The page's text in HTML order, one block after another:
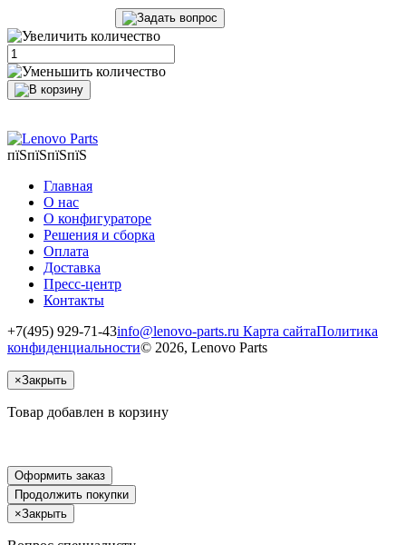
пїЅпїЅпїЅпїЅ
Главная
О нас
О конфигураторе
Решения и сборка
Оплата
Доставка
Пресс-центр
Контакты
+7(495) 929-71-43info@lenovo-parts.ru Карта сайтаПолитика
конфиденциальности© 2026, Lenovo Parts
×Закрыть
Товар добавлен в корзину
Оформить заказ
Продолжить покупки
×Закрыть